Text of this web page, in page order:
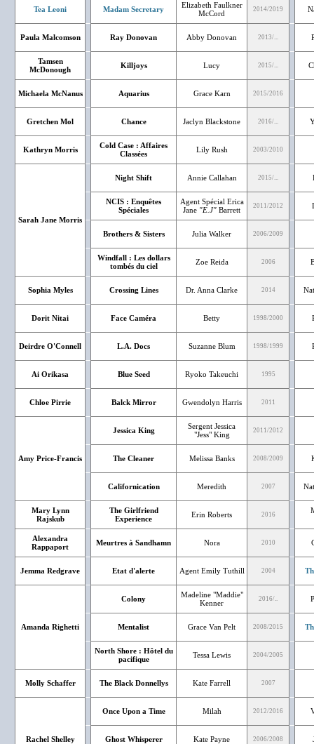
Tea Leoni Madam Secretary
Elizabeth Faulkner
McCord
2014/2019
Paula Malcomson Ray Donovan Abby Donovan 2013/...
Tamsen
McDonough
Killjoys Lucy 2015/...
Michaela McNanus Aquarius Grace Karn 2015/2016
Gretchen Mol Chance Jaclyn Blackstone 2016/...
Kathryn Morris
Cold Case : Affaires
Classées
Lily Rush 2003/2010
Sarah Jane Morris
Night Shift Annie Callahan 2015/...
NCIS : Enquêtes
Spéciales
Agent Spécial Erica
Jane "E.J" Barrett 2011/2012
Brothers & Sisters Julia Walker 2006/2009
Windfall : Les dollars
tombés du ciel
Zoe Reida 2006
Sophia Myles Crossing Lines Dr. Anna Clarke 2014
Dorit Nitai Face Caméra Betty 1998/2000
Deirdre O'Connell L.A. Docs Suzanne Blum 1998/1999
Ai Orikasa Blue Seed Ryoko Takeuchi 1995
Chloe Pirrie Balck Mirror Gwendolyn Harris 2011
Amy Price-Francis
Jessica King
Sergent Jessica
"Jess" King
2011/2012
The Cleaner Melissa Banks 2008/2009
Californication Meredith 2007
Mary Lynn
Rajskub
The Girlfriend
Experience
Erin Roberts 2016
Alexandra
Rappaport
Meurtres à Sandhamn Nora 2010
Jemma Redgrave Etat d'alerte Agent Emily Tuthill 2004
Amanda Righetti
Colony
Madeline "Maddie"
Kenner
2016/..
Mentalist Grace Van Pelt 2008/2015
North Shore : Hôtel du
pacifique
Tessa Lewis 2004/2005
Molly Schaffer The Black Donnellys Kate Farrell 2007
Rachel Shelley
Once Upon a Time Milah 2012/2016
Ghost Whisperer Kate Payne 2006/2008